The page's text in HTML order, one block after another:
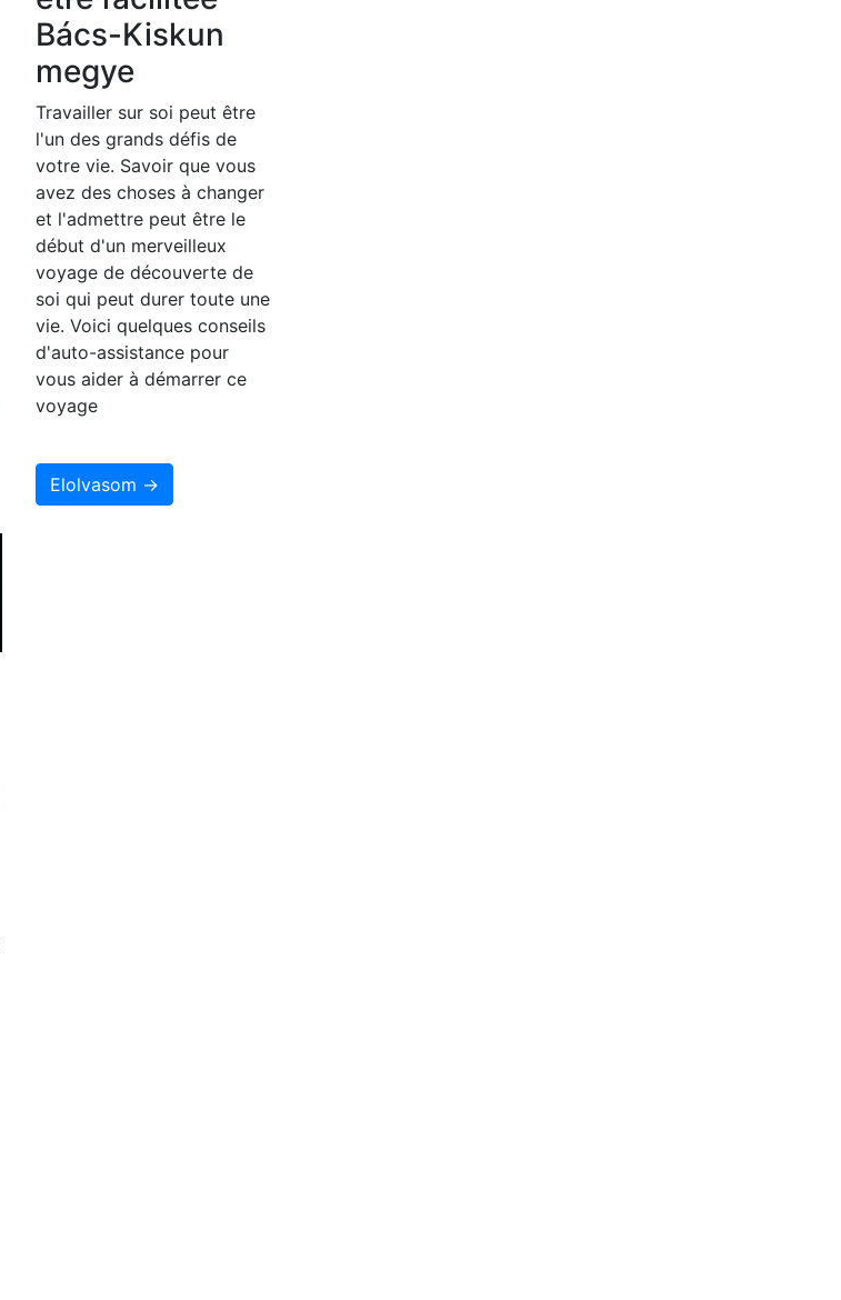
Bács-Kiskun
megye
Travailler sur soi peut être
l'un des grands défis de
votre vie. Savoir que vous
avez des choses à changer
et l'admettre peut être le
début d'un merveilleux
voyage de découverte de
soi qui peut durer toute une
vie. Voici quelques conseils
d'auto-assistance pour
vous aider à démarrer ce
voyage
Elolvasom →